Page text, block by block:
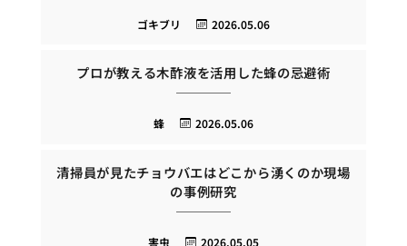
2026.05.06
ゴキブリ
プロが教える木酢液を活用した蜂の忌避術
2026.05.06
蜂
清掃員が見たチョウバエはどこから湧くのか現場
の事例研究
2026.05.05
害虫